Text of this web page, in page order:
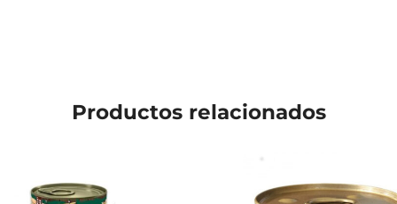
Productos relacionados